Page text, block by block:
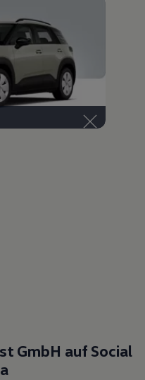
GmbH auf Social